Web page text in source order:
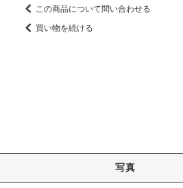
この商品について問い合わせる
買い物を続ける
写真